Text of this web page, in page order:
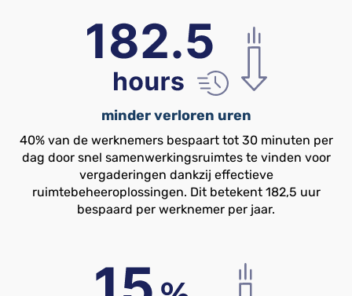
minder verloren uren
40% van de werknemers bespaart tot 30 minuten per
dag door snel samenwerkingsruimtes te vinden voor
vergaderingen dankzij effectieve
ruimtebeheeroplossingen. Dit betekent 182,5 uur
bespaard per werknemer per jaar.